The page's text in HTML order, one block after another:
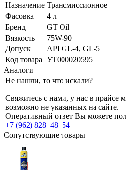
Назначение Трансмиссионное
Фасовка
4 л
Бренд
GT Oil
Вязкость
75W-90
Допуск
API GL-4, GL-5
Код товара УТ000020595
Аналоги
Не нашли, то что искали?
Свяжитесь с нами, у нас в прайсе
возможно не указанных на сайте.
Оперативный ответ Вы можете
+7 (962) 828‒48‒54
Сопутствующие товары